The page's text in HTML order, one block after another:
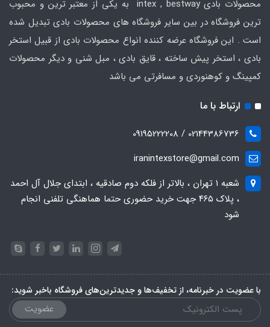
محصولات بادی intex , bestway به یکی از معتبر ترین و محبوب
ترین فروشگاه در بین سایر فروشگاه های محصولات بادی تبدیل شده
است . این فروشگاه عرضه کننده انواع محصولات بادی از قبیل استخر
بادی ، استخر پیش ساخته ، قایق بادی ، مبل شنی و دیگر محصولات
کمپینگ و کوهنوردی و مسافرتی می باشد
ارتباط با ما
02144386736 / 09195222208
iranintexstore@gmail.com
شعبه ۱ تهران ، بالاتر از فلکه دوم صادقیه ، ابتدای جلال آل احمد
، پلاک ۴۶۵ جهت خرید حضوری حتما هماهنگی تلفنی انجام
شود
با عضویت در خبرنامه، از تخفیف‌ها و جدیدترین‌های فروشگاه باخبر شوید:
عضویت